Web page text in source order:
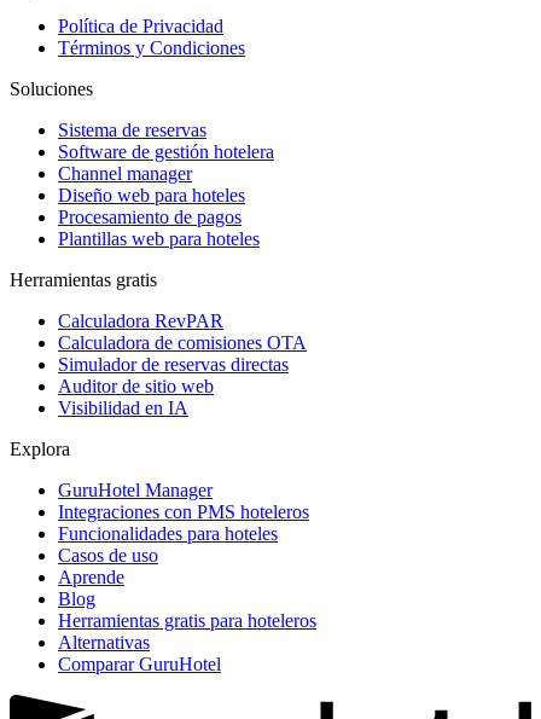
Política de Privacidad
Términos y Condiciones
Soluciones
Sistema de reservas
Software de gestión hotelera
Channel manager
Diseño web para hoteles
Procesamiento de pagos
Plantillas web para hoteles
Herramientas gratis
Calculadora RevPAR
Calculadora de comisiones OTA
Simulador de reservas directas
Auditor de sitio web
Visibilidad en IA
Explora
GuruHotel Manager
Integraciones con PMS hoteleros
Funcionalidades para hoteles
Casos de uso
Aprende
Blog
Herramientas gratis para hoteleros
Alternativas
Comparar GuruHotel